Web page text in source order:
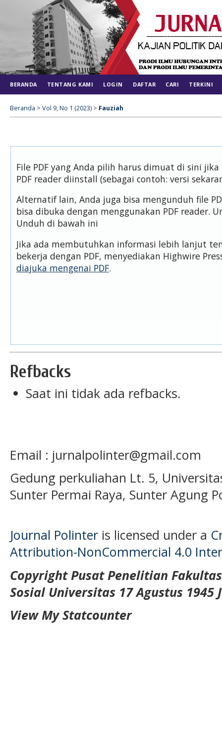
BERANDA TENTANG KAMI LOGIN DAFTAR CARI TERKINI
Beranda > Vol 9, No 1 (2023) > Fauziah
File PDF yang Anda pilih harus dimuat di sini
PDF reader diinstall (sebagai contoh: versi
Alternatif lain, Anda juga bisa mengunduh file
bisa dibuka dengan menggunakan PDF reader.
Unduh di bawah ini
Jika ada membutuhkan informasi lebih lanjut
bekerja dengan PDF, menyediakan Highwire
diajuka mengenai PDF.
Refbacks
Saat ini tidak ada refbacks.
Email : jurnalpolinter@gmail.com
Gedung perkuliahan Lt. 5,
Sunter Permai Raya, Sunter Agung
Journal Polinter is licensed under a
Attribution-NonCommercial 4.0
Copyright Pusat Penelitian
Sosial Universitas 17 Agustus 1945
View My Statcounter